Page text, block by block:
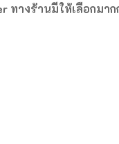
างร้านมีให้เลือกมา